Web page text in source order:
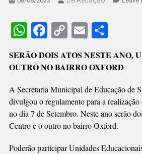
WhatsApp
Facebook
CopyEmail
SERÃO DOIS ATOS NESTE ANO,
OUTRO NO BAIRRO OXFORD
A Secretaria Municipal de Educação de
divulgou o regulamento para a realização
no dia 7 de Setembro. Neste ano serão
Centro e o outro no bairro Oxford.
Poderão participar Unidades